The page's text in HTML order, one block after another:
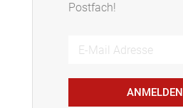
Postfach!
ANMELDEN